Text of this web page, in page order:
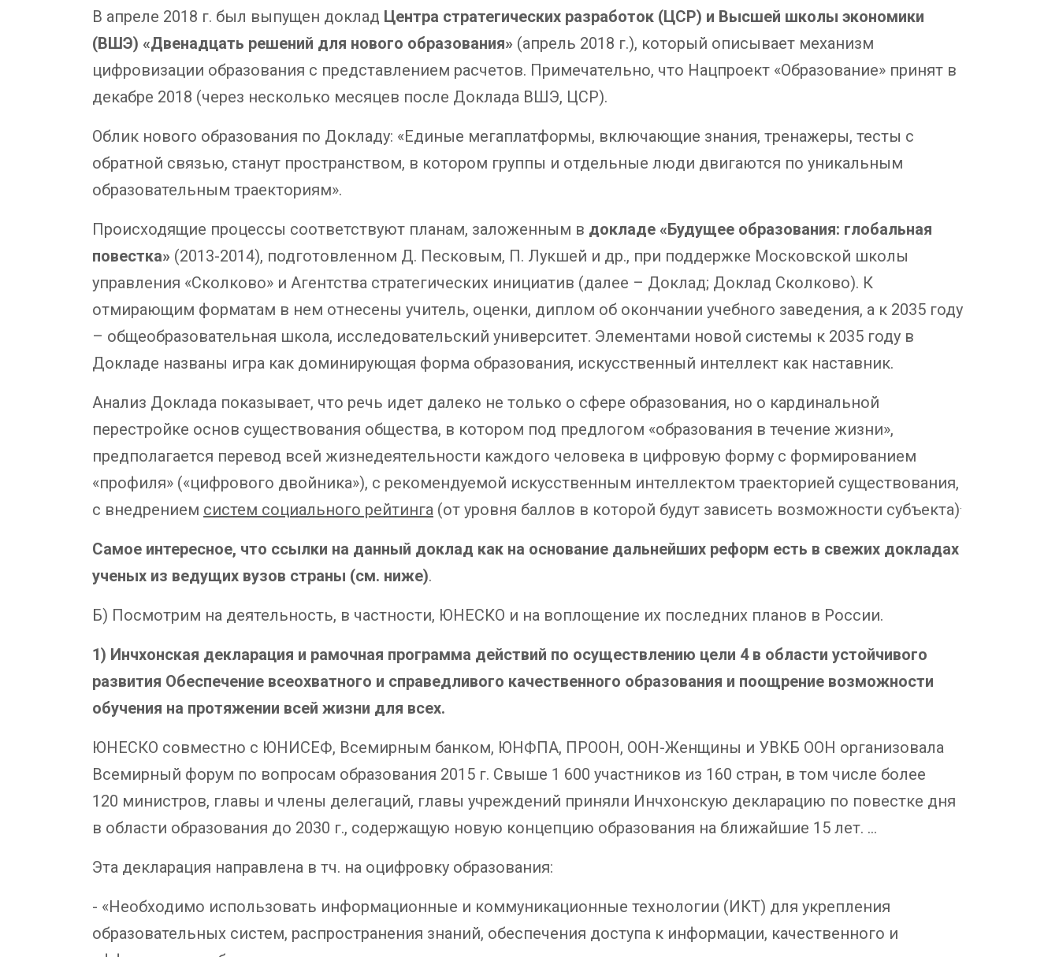
В апреле 2018 г. был выпущен доклад Центра стратегических разработок (ЦСР) и Высшей школы экономики
(ВШЭ) «Двенадцать решений для нового образования» (апрель 2018 г.), который описывает механизм
цифровизации образования с представлением расчетов. Примечательно, что Нацпроект «Образование» принят в
декабре 2018 (через несколько месяцев после Доклада ВШЭ, ЦСР).
Облик нового образования по Докладу: «Единые мегаплатформы, включающие знания, тренажеры, тесты с
обратной связью, станут пространством, в котором группы и отдельные люди двигаются по уникальным
образовательным траекториям».
Происходящие процессы соответствуют планам, заложенным в докладе «Будущее образования: глобальная
повестка» (2013-2014), подготовленном Д. Песковым, П. Лукшей и др., при поддержке Московской школы
управления «Сколково» и Агентства стратегических инициатив (далее – Доклад; Доклад Сколково). К
отмирающим форматам в нем отнесены учитель, оценки, диплом об окончании учебного заведения, а к 2035 году
– общеобразовательная школа, исследовательский университет. Элементами новой системы к 2035 году в
Докладе названы игра как доминирующая форма образования, искусственный интеллект как наставник.
Анализ Доклада показывает, что речь идет далеко не только о сфере образования, но о кардинальной
перестройке основ существования общества, в котором под предлогом «образования в течение жизни»,
предполагается перевод всей жизнедеятельности каждого человека в цифровую форму с формированием
«профиля» («цифрового двойника»), с рекомендуемой искусственным интеллектом траекторией существования,
с внедрением систем социального рейтинга (от уровня баллов в которой будут зависеть возможности субъекта).
Самое интересное, что ссылки на данный доклад как на основание дальнейших реформ есть в свежих докладах
ученых из ведущих вузов страны (см. ниже).
Б) Посмотрим на деятельность, в частности, ЮНЕСКО и на воплощение их последних планов в России.
1) Инчхонская декларация и рамочная программа действий по осуществлению цели 4 в области устойчивого
развития Обеспечение всеохватного и справедливого качественного образования и поощрение возможности
обучения на протяжении всей жизни для всех.
ЮНЕСКО совместно с ЮНИСЕФ, Всемирным банком, ЮНФПА, ПРООН, ООН-Женщины и УВКБ ООН организовала
Всемирный форум по вопросам образования 2015 г. Свыше 1 600 участников из 160 стран, в том числе более
120 министров, главы и члены делегаций, главы учреждений приняли Инчхонскую декларацию по повестке дня
в области образования до 2030 г., содержащую новую концепцию образования на ближайшие 15 лет. …
Эта декларация направлена в тч. на оцифровку образования:
- «Необходимо использовать информационные и коммуникационные технологии (ИКТ) для укрепления
образовательных систем, распространения знаний, обеспечения доступа к информации, качественного и